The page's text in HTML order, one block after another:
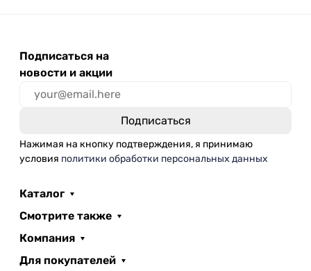
Подписаться на
новости и акции
Нажимая на кнопку подтверждения, я принимаю
условия политики обработки персональных данных
Каталог
Смотрите также
Компания
Для покупателей